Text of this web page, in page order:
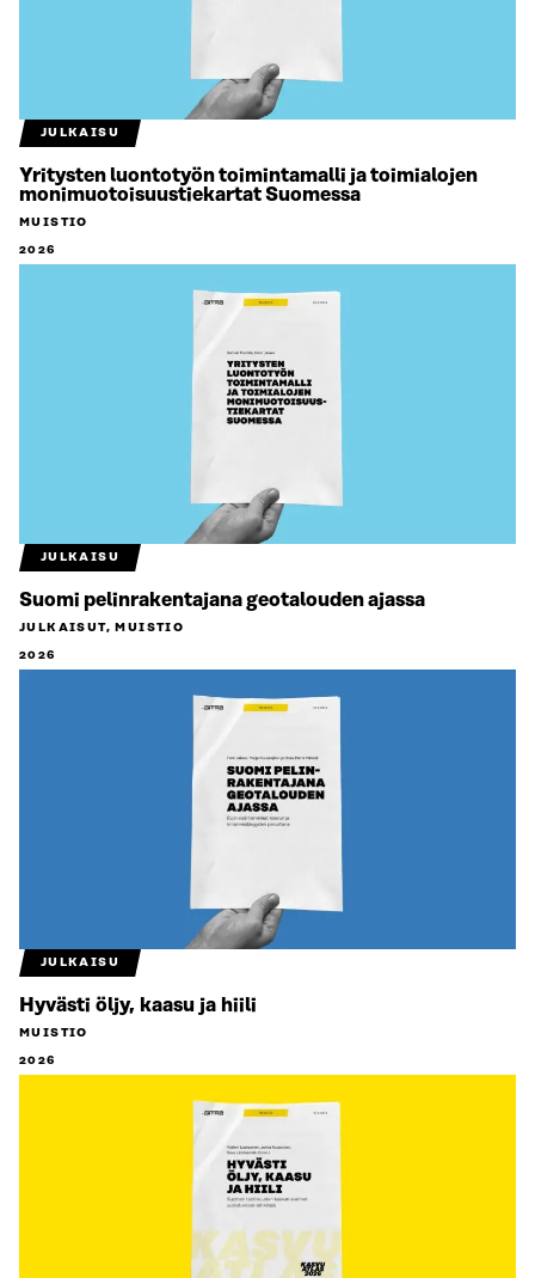
JULKAISU
Yritysten luontotyön toimintamalli ja toimialojen
monimuotoisuustiekartat Suomessa
MUISTIO
2026
JULKAISU
Suomi pelinrakentajana geotalouden ajassa
JULKAISUT, MUISTIO
2026
JULKAISU
Hyvästi öljy, kaasu ja hiili
MUISTIO
2026